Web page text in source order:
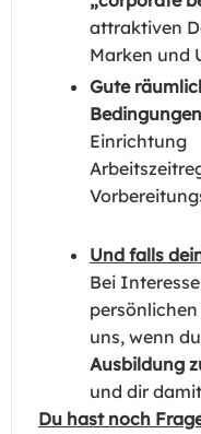
attraktiven
Marken und
Gute
Bedingungen
Einrichtung
Und falls
Bei
uns, wenn
Ausbildung
und dir
Du hast noch